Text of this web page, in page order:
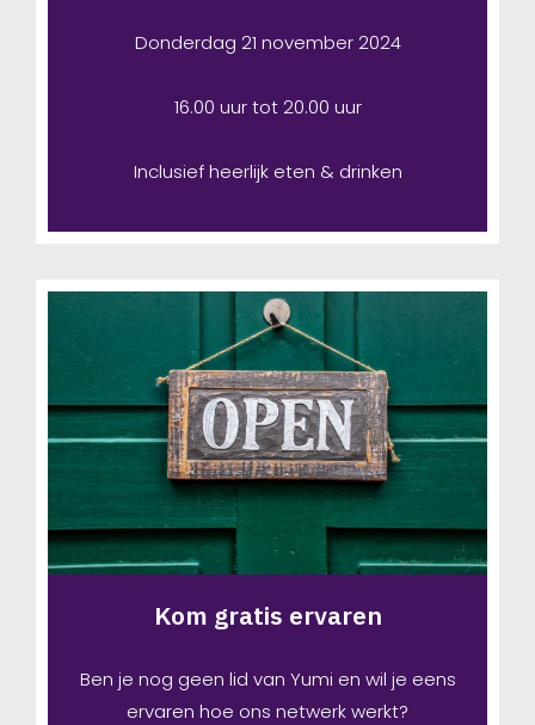
Donderdag 21 november 2024
16.00 uur tot 20.00 uur
Inclusief heerlijk eten & drinken
Kom gratis ervaren
Ben je nog geen lid van Yumi en wil je eens
ervaren hoe ons netwerk werkt?